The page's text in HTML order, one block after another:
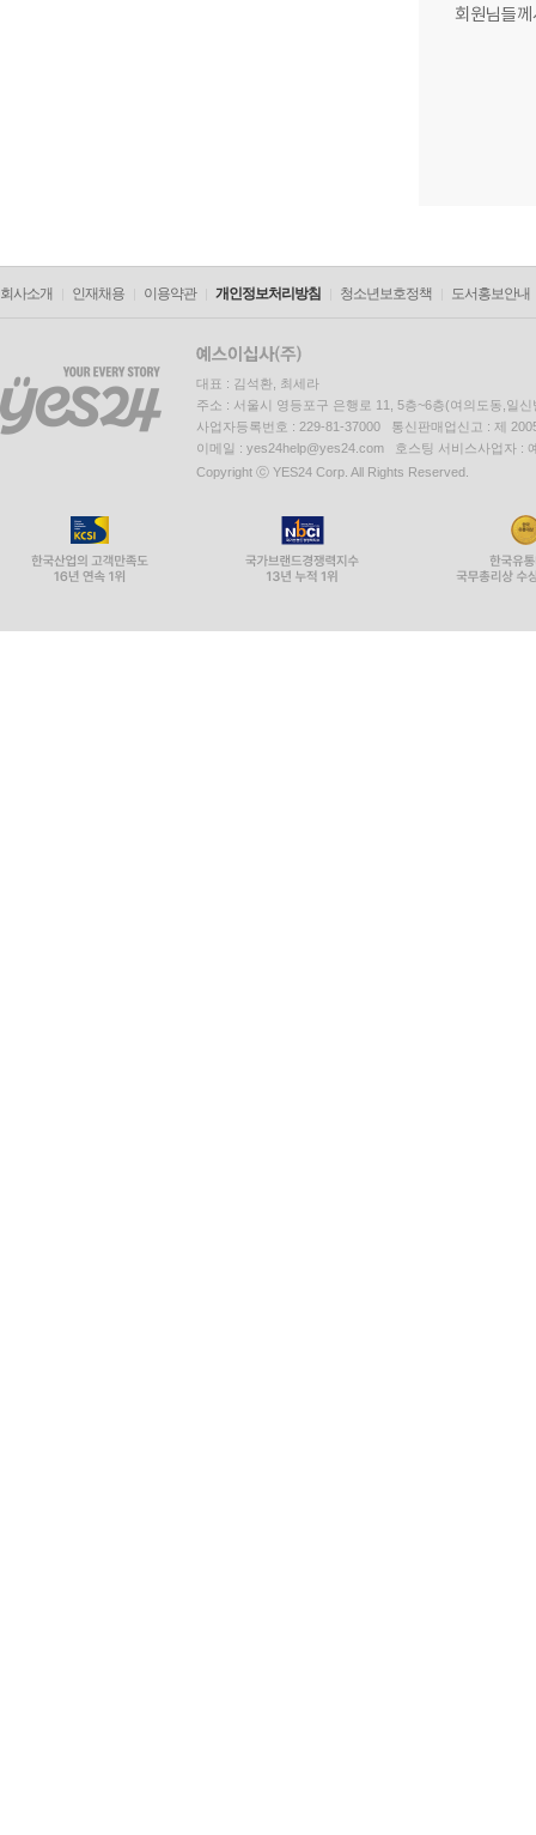
회원님들
회사소개 인재채용 이용약관 개인정보처리방침 청소년보호정책 도서홍보안내
대표 : 김석환, 최세라
주소 : 서울시 영등포구 은행로 11, 5층~6층(여의도동,일신
사업자등록번호 : 229-81-37000 통신판매업신고 : 제
이메일 : yes24help@yes24.com 호스팅 서비스사업자 :
Copyright ⓒ YES24 Corp. All Rights Reserved.